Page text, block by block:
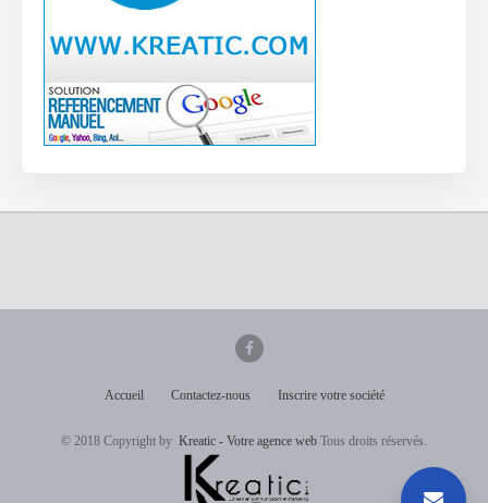
Accueil Contactez-nous Inscrire votre société
© 2018 Copyright by Kreatic - Votre agence web Tous droits réservés.